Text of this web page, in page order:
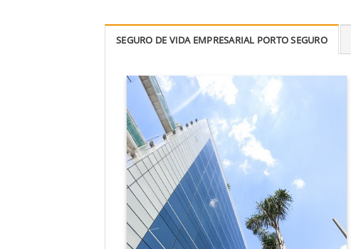
SEGURO DE VIDA EMPRESARIAL PORTO SEGURO